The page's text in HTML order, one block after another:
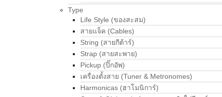
Type
Life Style (ของสะสม)
สายแจ็ค (Cables)
String (สายกีต้าร์)
Strap (สายสะพาย)
Pickup (ปิ๊กอัพ)
เครื่องตั้งสาย (Tuner & Metronomes)
Harmonicas (ฮาโมนิการ์)